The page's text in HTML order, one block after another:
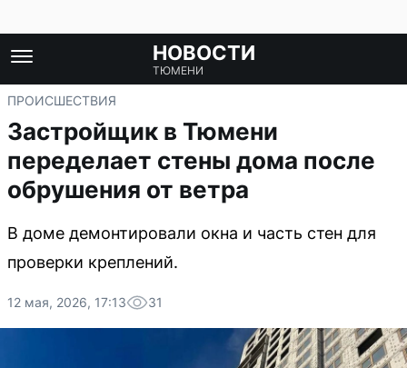
НОВОСТИ
ТЮМЕНИ
ПРОИСШЕСТВИЯ
Застройщик в Тюмени
переделает стены дома после
обрушения от ветра
В доме демонтировали окна и часть стен для
проверки креплений.
12 мая, 2026, 17:13 31